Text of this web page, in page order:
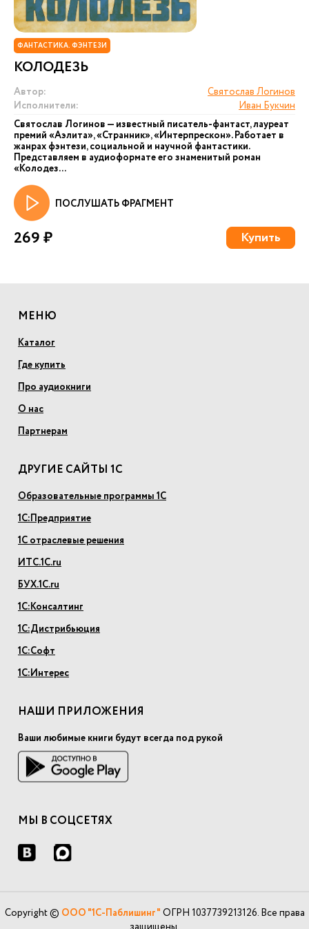
ФАНТАСТИКА. ФЭНТЕЗИ
КОЛОДЕЗЬ
Автор:
Святослав Логинов
Исполнители:
Иван Букчин
Святослав Логинов — известный писатель-фантаст, лауреат
премий «Аэлита», «Странник», «Интерпрескон». Работает в
жанрах фэнтези, социальной и научной фантастики.
Представляем в аудиоформате его знаменитый роман
«Колодез...
ПОСЛУШАТЬ ФРАГМЕНТ
269 ₽ Купить
МЕНЮ
Каталог
Где купить
Про аудиокниги
О нас
Партнерам
ДРУГИЕ САЙТЫ 1С
Образовательные программы 1С
1С:Предприятие
1С отраслевые решения
ИТС.1С.ru
БУХ.1С.ru
1С:Консалтинг
1С:Дистрибьюция
1С:Софт
1С:Интерес
НАШИ ПРИЛОЖЕНИЯ
Ваши любимые книги будут всегда под рукой
МЫ В СОЦСЕТЯХ
Copyright © ООО "1С-Паблишинг" ОГРН 1037739213126. Все права